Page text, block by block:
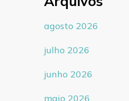
agosto 2026
julho 2026
junho 2026
maio 2026